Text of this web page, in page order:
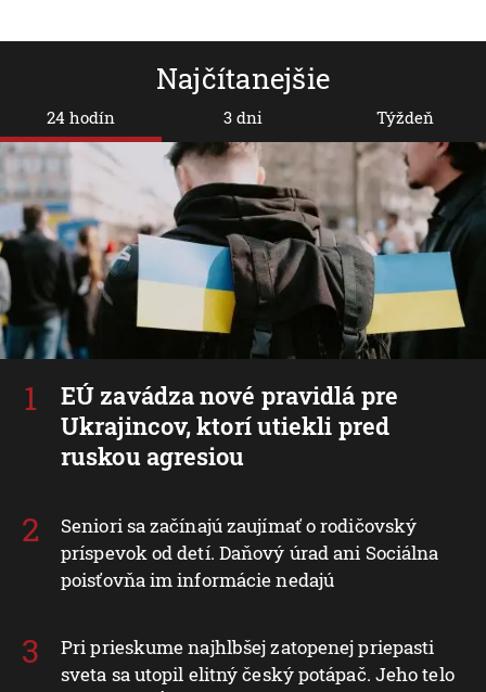
Najčítanejšie
24 hodín
EÚ zavádza nové pravidlá pre
Ukrajincov, ktorí utiekli pred
ruskou agresiou
Seniori sa začínajú zaujímať o rodičovský
príspevok od detí. Daňový úrad ani Sociálna
poisťovňa im informácie nedajú
Pri prieskume najhlbšej zatopenej priepasti
sveta sa utopil elitný český potápač. Jeho telo
3 dni Týždeň